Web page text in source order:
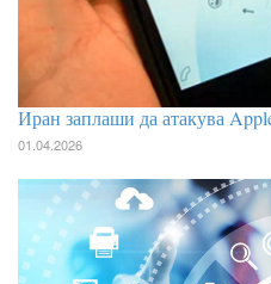
Иран заплаши да атакува
01.04.2026